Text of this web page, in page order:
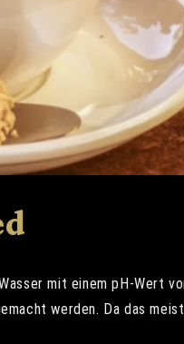
mit einem pH-Wert
werden. Da das